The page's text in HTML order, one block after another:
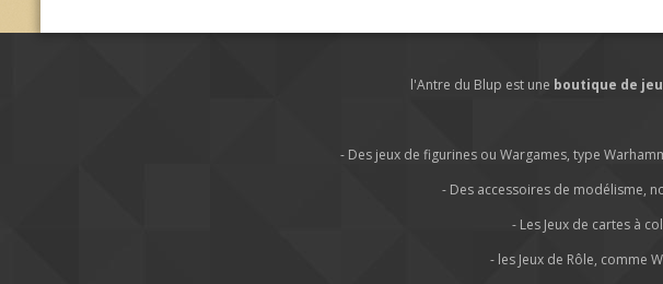
l'Antre du Blup est une boutique de
- Des jeux de figurines ou Wargames, type
- Des accessoires de modélisme,
- Les Jeux de cartes à
- les Jeux de Rôle, comme